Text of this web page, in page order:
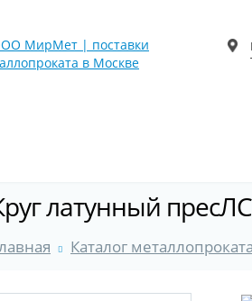
латунный
Каталог металлопроката